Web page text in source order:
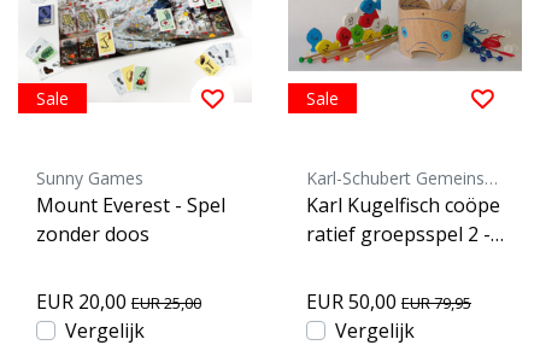
Sale
Sunny Games
Mount Everest - Spel
zonder doos
EUR 20,00 EUR 25,00
Vergelijk
Sale
Karl-Schubert Gemeinschaft
Karl Kugelfisch coöpe
ratief groepsspel 2 -
EUR 50,00 EUR 79,95
Vergelijk